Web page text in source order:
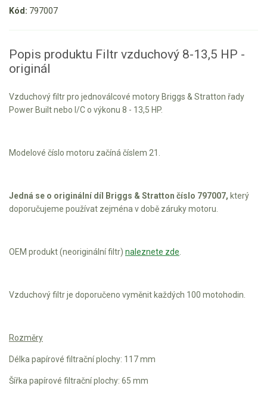
Benzínové pily
Elektrické pily
Jednoruční pily
Aku křovinořezy a vyžínače
Aku STIHL
Štípačka na dřevo
VARI multifunkční nosiče
Sněhové frézy
Kód: 797007
Popis produktu Filtr vzduchový 8-13,5 HP -
originál
Vzduchový filtr pro jednoválcové motory Briggs & Stratton řady
Power Built nebo I/C o výkonu 8 - 13,5 HP.
Modelové číslo motoru začíná číslem 21.
Jedná se o originální díl Briggs & Stratton číslo 797007, který
doporučujeme používat zejména v době záruky motoru.
OEM produkt (neoriginální filtr) naleznete zde
Vzduchový filtr je doporučeno vyměnit každých 100 motohodin.
Rozměry
Délka papírové filtrační plochy: 117 mm
Šířka papírové filtrační plochy: 65 mm